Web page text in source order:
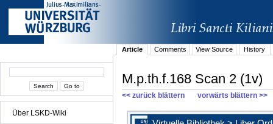
Über LSKD-Wiki
Article Comments View Source History
M.p.th.f.168 Scan 2 (1v)
<< zurück blättern vorwärts blättern >>